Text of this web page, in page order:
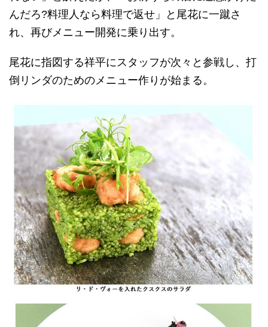
んだろ?料理人なら料理で返せ」と尾花に一蹴さ
れ、再びメニュー開発に乗り出す。
尾花に指図する祥平にスタッフが次々と参戦し、打
倒リンダのためのメニュー作りが始まる。